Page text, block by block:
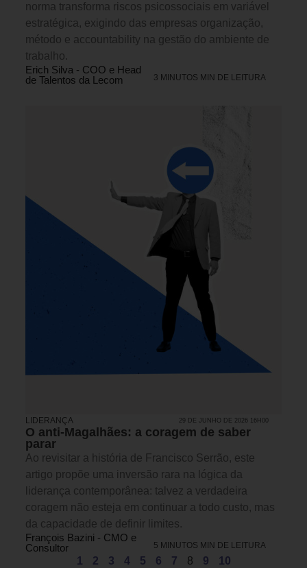
norma transforma riscos psicossociais em variável
estratégica, exigindo das empresas organização,
método e accountability na gestão do ambiente de
trabalho.
Erich Silva - COO e Head
de Talentos da Lecom
3 MINUTOS MIN DE LEITURA
LIDERANÇA 29 DE JUNHO DE 2026 16H00
O anti-Magalhães: a coragem de saber
parar
Ao revisitar a história de Francisco Serrão, este
artigo propõe uma inversão rara na lógica da
liderança contemporânea: talvez a verdadeira
coragem não esteja em continuar a todo custo, mas
da capacidade de definir limites.
François Bazini - CMO e
Consultor
5 MINUTOS MIN DE LEITURA
1 2 3 4 5 6 7 8 9 10